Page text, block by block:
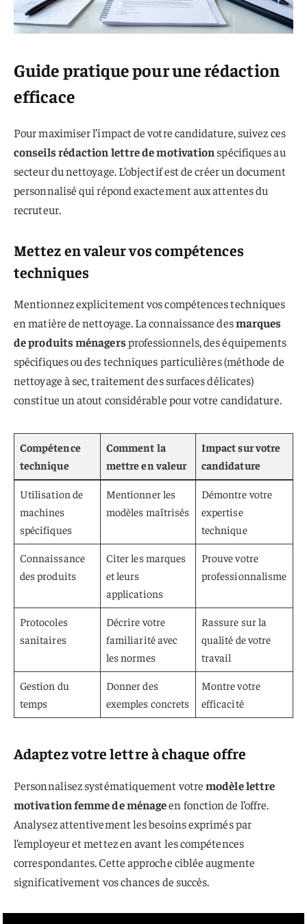
Guide pratique pour une rédaction
efficace
Pour maximiser l’impact de votre candidature, suivez ces
conseils rédaction lettre de motivation spécifiques au
secteur du nettoyage. L’objectif est de créer un document
personnalisé qui répond exactement aux attentes du
recruteur.
Mettez en valeur vos compétences
techniques
Mentionnez explicitement vos compétences techniques
en matière de nettoyage. La connaissance desmarques
de produits ménagersprofessionnels, des équipements
spécifiques ou des techniques particulières (méthode de
nettoyage à sec, traitement des surfaces délicates)
constitue un atout considérable pour votre candidature.
Compétence
technique
Comment la
mettre en valeur
Impact sur votre
candidature
Utilisation de
machines
spécifiques
Mentionner les
modèles maîtrisés
Démontre votre
expertise
technique
Connaissance
des produits
Citer les marques
et leurs
applications
Prouve votre
professionnalisme
Protocoles
sanitaires
Décrire votre
familiarité avec
les normes
Rassure sur la
qualité de votre
travail
Gestion du
temps
Donner des
exemples concrets
Montre votre
efficacité
Adaptez votre lettre à chaque offre
Personnalisez systématiquement votremodèle lettre
motivation femme de ménageen fonction de l’offre.
Analysez attentivement les besoins exprimés par
l’employeur et mettez en avant les compétences
correspondantes. Cette approche ciblée augmente
significativement vos chances de succès.